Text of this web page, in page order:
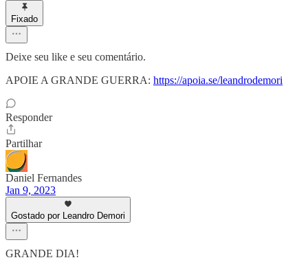
Fixado
Deixe seu like e seu comentário.
APOIE A GRANDE GUERRA: https://apoia.se/leandrodemori
Responder
Partilhar
Daniel Fernandes
Jan 9, 2023
Gostado por Leandro Demori
GRANDE DIA!